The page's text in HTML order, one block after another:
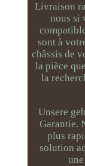
Livraison
nous si
sont à
châssis de
la pièce
la
Unsere
Garantie.
plus
solution